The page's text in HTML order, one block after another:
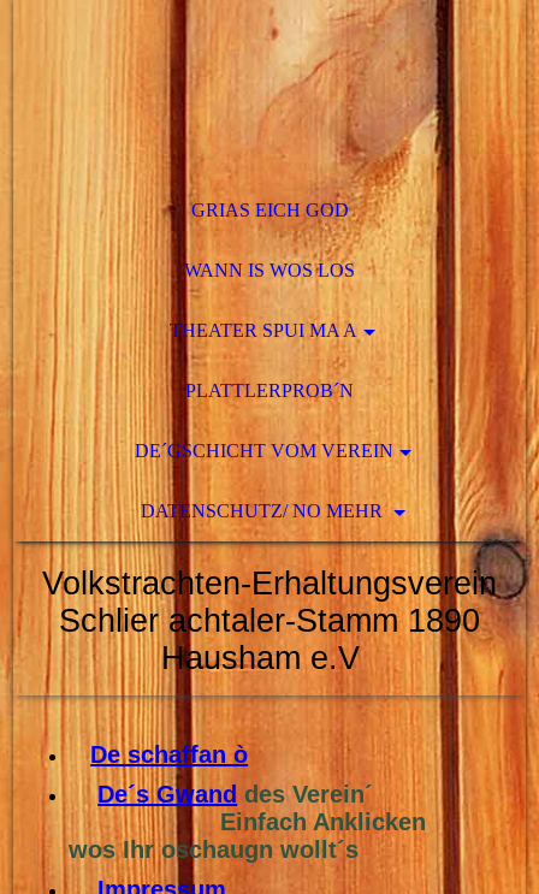
GRIAS EICH GOD
WANN IS WOS LOS
THEATER SPUI MA A
PLATTLERPROB´N
DE´GSCHICHT VOM VEREIN
DATENSCHUTZ/ NO MEHR
Volkstrachten-Erhaltungsverein
Schlier achtaler-Stamm 1890
Hausham e.V
De schaffan ò
De´s Gwand des Verein´
Einfach Anklicken
wos Ihr oschaugn wollt´s